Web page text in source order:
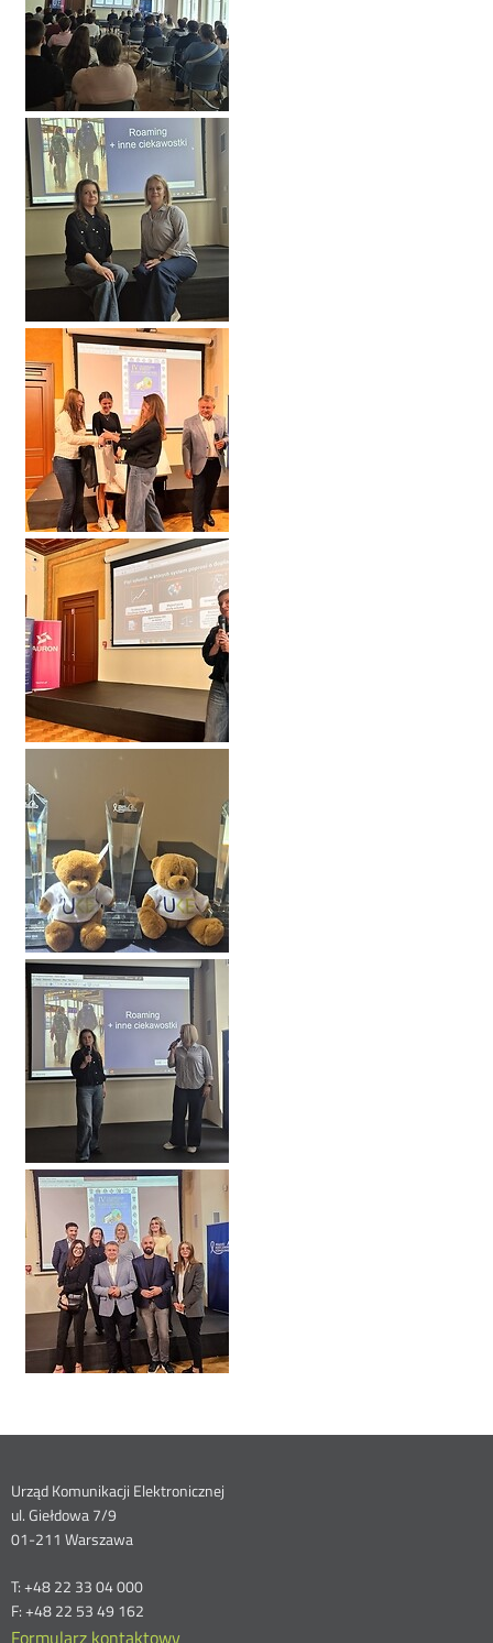
Dane
kontaktowe
Urząd Komunikacji Elektronicznej
ul. Giełdowa 7/9
01-211 Warszawa
T: +48 22 33 04 000
F: +48 22 53 49 162
Formularz kontaktowy